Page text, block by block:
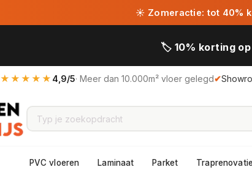
☀ Zomeractie: tot 40%
🏷️ 10% korting
★★★★★ 4,9/5· Meer dan 10.000m² vloer gelegd✔
PVC vloeren Laminaat Parket